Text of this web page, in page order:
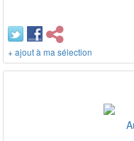
+ ajout à ma sélection